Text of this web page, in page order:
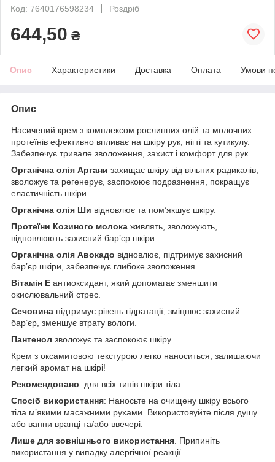
Код: 7640176598234
Роздріб
644,50 ₴
Опис Характеристики Доставка Оплата Умови
Опис
Насичений крем з комплексом рослинних олій та молочних
протеїнів ефективно впливає на шкіру рук, нігті та кутикулу.
Забезпечує тривале зволоження, захист і комфорт для рук.
Органічна олія Аргани захищає шкіру від вільних радикалів,
зволожує та регенерує, заспокоює подразнення, покращує
еластичність шкіри.
Органічна олія Ши відновлює та пом’якшує шкіру.
Протеїни Козиного молока живлять, зволожують,
відновлюють захисний бар’єр шкіри.
Органічна олія Авокадо відновлює, підтримує захисний
бар’єр шкіри, забезпечує глибоке зволоження.
Вітамін E антиоксидант, який допомагає зменшити
окислювальний стрес.
Сечовина підтримує рівень гідратації, зміцнює захисний
бар’єр, зменшує втрату вологи.
Пантенол зволожує та заспокоює шкіру.
Крем з оксамитовою текстурою легко наноситься, залишаючи
легкий аромат на шкірі!
Рекомендовано: для всіх типів шкіри тіла.
Спосіб використання: Наносьте на очищену шкіру всього
тіла м’якими масажними рухами. Використовуйте після душу
або ванни вранці та/або ввечері.
Лише для зовнішнього використання . Припиніть
використання у випадку алергічної реакції.